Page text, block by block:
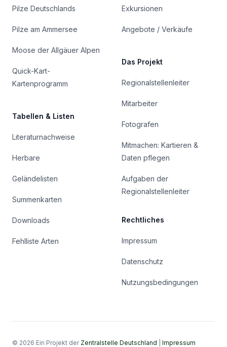
Pilze Deutschlands
Pilze am Ammersee
Moose der Allgäuer Alpen
Quick-Kart-
Kartenprogramm
Tabellen & Listen
Literaturnachweise
Herbare
Geländelisten
Summenkarten
Downloads
Fehlliste Arten
Exkursionen
Angebote / Verkäufe
Das Projekt
Regionalstellenleiter
Mitarbeiter
Fotografen
Mitmachen: Kartieren &
Daten pflegen
Aufgaben der
Regionalstellenleiter
Rechtliches
Impressum
Datenschutz
Nutzungsbedingungen
© 2026 Ein Projekt der Zentralstelle Deutschland Impressum